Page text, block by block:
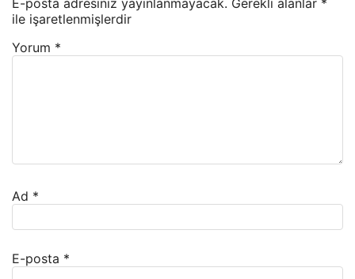
ile işaretlenmişlerdir
Yorum *
Ad *
E-posta *